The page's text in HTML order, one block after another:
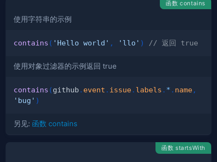
函数 contains
使用字符串的示例
contains ( 'Hello world' , 'llo' ) // 返回 true
使用对象过滤器的示例返回 true
contains (github . event . issue. labels . * . name,
'bug' )
另见: 函数 contains
函数 startsWith